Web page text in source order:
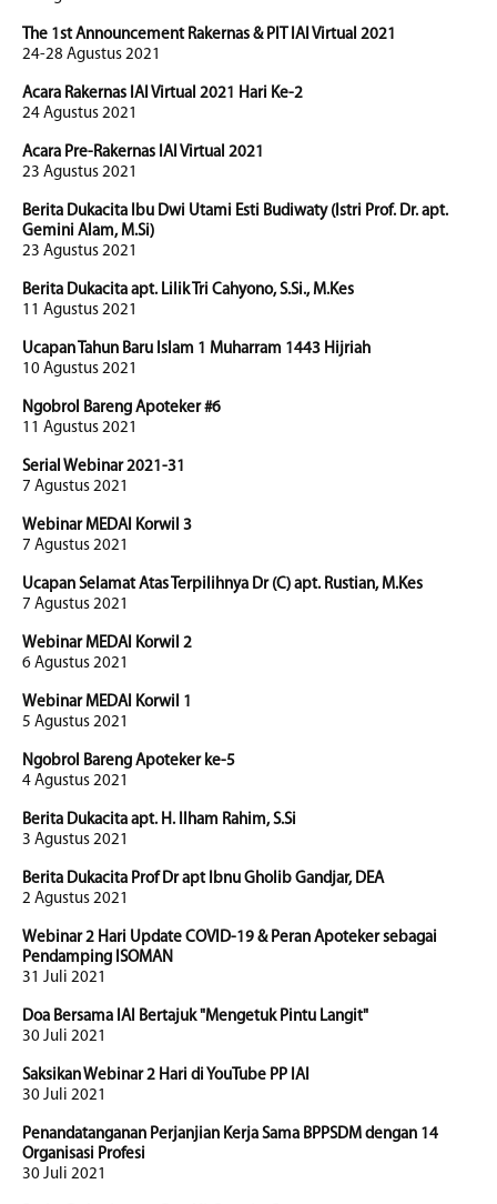
The 1st Announcement Rakernas & PIT IAI Virtual 2021
24-28 Agustus 2021
Acara Rakernas IAI Virtual 2021 Hari Ke-2
24 Agustus 2021
Acara Pre-Rakernas IAI Virtual 2021
23 Agustus 2021
Berita Dukacita Ibu Dwi Utami Esti Budiwaty (Istri Prof. Dr. apt.
Gemini Alam, M.Si)
23 Agustus 2021
Berita Dukacita apt. Lilik Tri Cahyono, S.Si., M.Kes
11 Agustus 2021
Ucapan Tahun Baru Islam 1 Muharram 1443 Hijriah
10 Agustus 2021
Ngobrol Bareng Apoteker #6
11 Agustus 2021
Serial Webinar 2021-31
7 Agustus 2021
Webinar MEDAI Korwil 3
7 Agustus 2021
Ucapan Selamat Atas Terpilihnya Dr (C) apt. Rustian, M.Kes
7 Agustus 2021
Webinar MEDAI Korwil 2
6 Agustus 2021
Webinar MEDAI Korwil 1
5 Agustus 2021
Ngobrol Bareng Apoteker ke-5
4 Agustus 2021
Berita Dukacita apt. H. Ilham Rahim, S.Si
3 Agustus 2021
Berita Dukacita Prof Dr apt Ibnu Gholib Gandjar, DEA
2 Agustus 2021
Webinar 2 Hari Update COVID-19 & Peran Apoteker sebagai
Pendamping ISOMAN
31 Juli 2021
Doa Bersama IAI Bertajuk "Mengetuk Pintu Langit"
30 Juli 2021
Saksikan Webinar 2 Hari di YouTube PP IAI
30 Juli 2021
Penandatanganan Perjanjian Kerja Sama BPPSDM dengan 14
Organisasi Profesi
30 Juli 2021